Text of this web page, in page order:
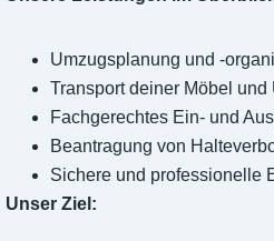
Umzugsplanung und -
Transport deiner Möbel und
Fachgerechtes Ein- und
Beantragung von
Sichere und professionelle
Unser Ziel: